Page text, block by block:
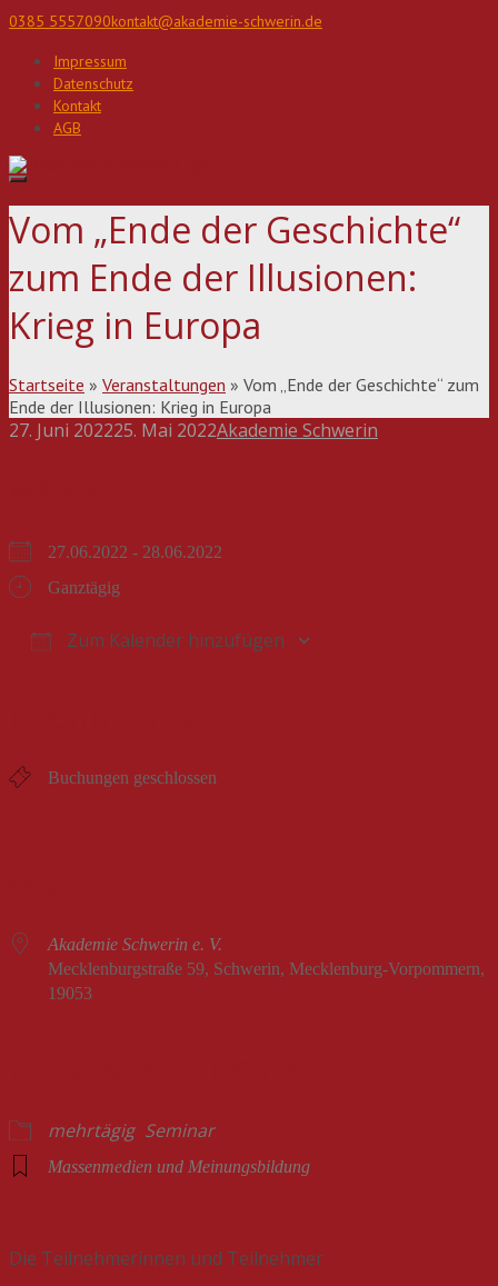
Direkt
Inhalt
0385 5557090kontakt@akademie-schwerin.de
Impressum
Datenschutz
Kontakt
AGB
Vom „Ende der Geschichte“
zum Ende der Illusionen:
Krieg in Europa
Startseite » Veranstaltungen » Vom „Ende der Geschichte“ zum
Ende der Illusionen: Krieg in Europa
27. Juni 202225. Mai 2022Akademie Schwerin
27.06.2022 - 28.06.2022
Ganztägig
Zum Kalender hinzufügen
Buchungen geschlossen
Akademie Schwerin e. V.
Mecklenburgstraße 59, Schwerin, Mecklenburg-Vorpommern,
19053
mehrtägig Seminar
Massenmedien und Meinungsbildung
Die Teilnehmerinnen und Teilnehmer